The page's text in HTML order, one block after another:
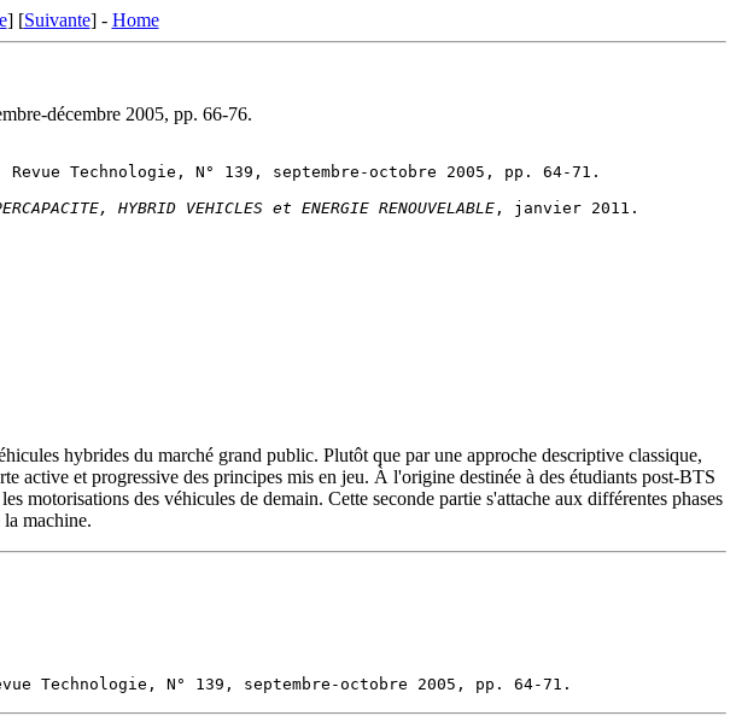
] [Suivante] - Home
décembre 2005, pp. 66-76.
HYBRID VEHICLES et ENERGIE RENOUVELABLE
hybrides du marché grand public. Plutôt que par une approche descriptive classique,
active et progressive des principes mis en jeu. À l'origine destinée à des étudiants post-BTS
motorisations des véhicules de demain. Cette seconde partie s'attache aux différentes phases
machine.